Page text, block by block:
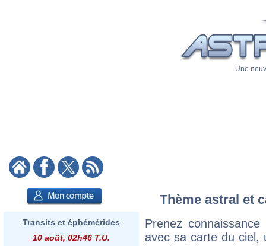
Une
Transits et éphémérides
10 août, 02h46 T.U.
Thème astral et
Prenez
avec sa carte du ciel,